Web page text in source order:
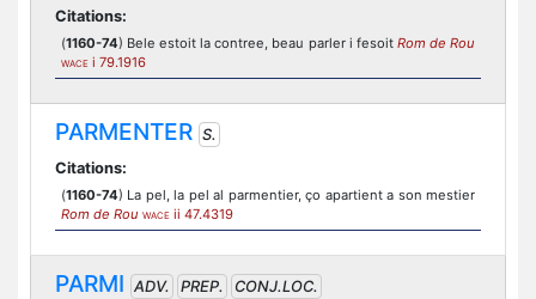
Citations:
(1160-74) Bele estoit la contree, beau parler i fesoit Rom de Rou
WACE i 79.1916
PARMENTER S.
Citations:
(1160-74) La pel, la pel al parmentier, ço apartient a son mestier
Rom de Rou WACE ii 47.4319
PARMI ADV. PREP.
CONJ.LOC.